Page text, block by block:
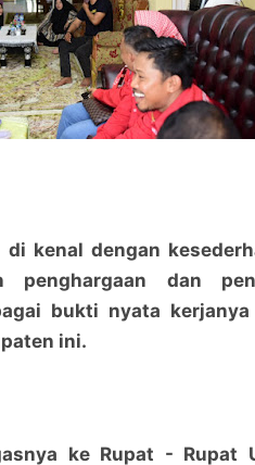
kenal dengan
penghargaan dan
bukti nyata
ini.
ke Rupat - Rupat